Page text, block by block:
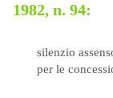
1982, n. 94:
silenzio
per le